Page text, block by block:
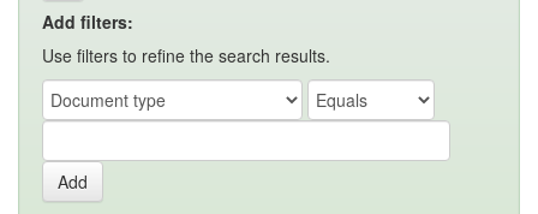
Add filters:
Use filters to refine the search results.